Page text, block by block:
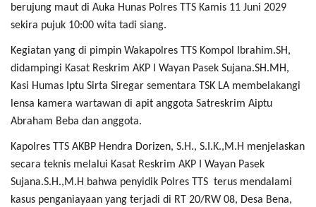
berujung maut di Auka Hunas Polres TTS Kamis 11 Juni 2029
sekira pujuk 10:00 wita tadi siang.
Kegiatan yang di pimpin Wakapolres TTS Kompol Ibrahim.SH,
didampingi Kasat Reskrim AKP I Wayan Pasek Sujana.SH.MH,
Kasi Humas Iptu Sirta Siregar sementara TSK LA membelakangi
lensa kamera wartawan di apit anggota Satreskrim Aiptu
Abraham Beba dan anggota.
Kapolres TTS AKBP Hendra Dorizen, S.H., S.I.K.,M.H menjelaskan
secara teknis melalui Kasat Reskrim AKP I Wayan Pasek
Sujana.S.H.,M.H bahwa penyidik Polres TTS terus mendalami
kasus penganiayaan yang terjadi di RT 20/RW 08, Desa Bena,